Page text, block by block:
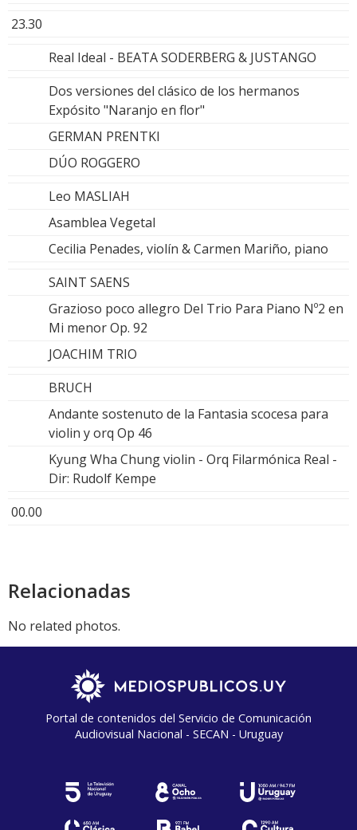
23.30
Real Ideal - BEATA SODERBERG & JUSTANGO
Dos versiones del clásico de los hermanos
Expósito "Naranjo en flor"
GERMAN PRENTKI
DÚO ROGGERO
Leo MASLIAH
Asamblea Vegetal
Cecilia Penades, violín & Carmen Mariño, piano
SAINT SAENS
Grazioso poco allegro Del Trio Para Piano Nº2 en
Mi menor Op. 92
JOACHIM TRIO
BRUCH
Andante sostenuto de la Fantasia scocesa para
violin y orq Op 46
Kyung Wha Chung violin - Orq Filarmónica Real -
Dir: Rudolf Kempe
00.00
Relacionadas
No related photos.
Portal de contenidos del Servicio de Comunicación
Audiovisual Nacional - SECAN - Uruguay